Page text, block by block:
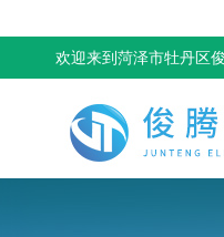
欢迎来到菏泽市牡丹区